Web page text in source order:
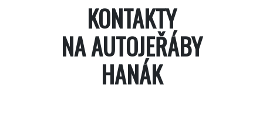
KONTAKTY
NA AUTOJEŘÁBY
HANÁK